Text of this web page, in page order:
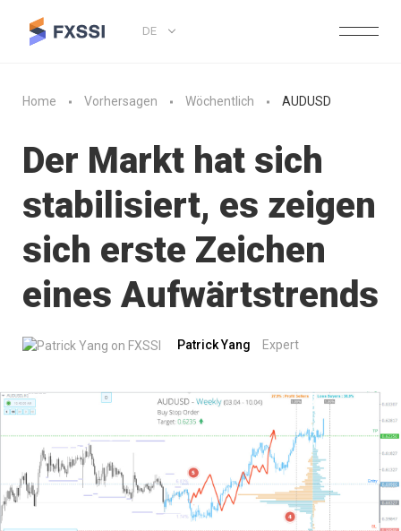
DE
Home Vorhersagen Wöchentlich AUDUSD
Der Markt hat sich
stabilisiert, es zeigen
sich erste Zeichen
eines Aufwärtstrends
Patrick Yang Expert